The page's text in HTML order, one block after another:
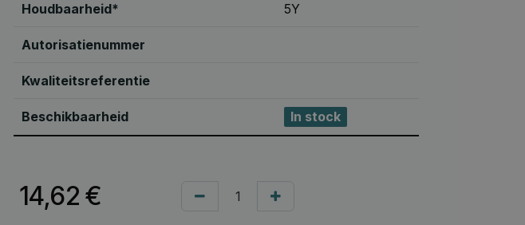
Houdbaarheid* 5Y
Autorisatienummer
Kwaliteitsreferentie
Beschikbaarheid In stock
14,62 €